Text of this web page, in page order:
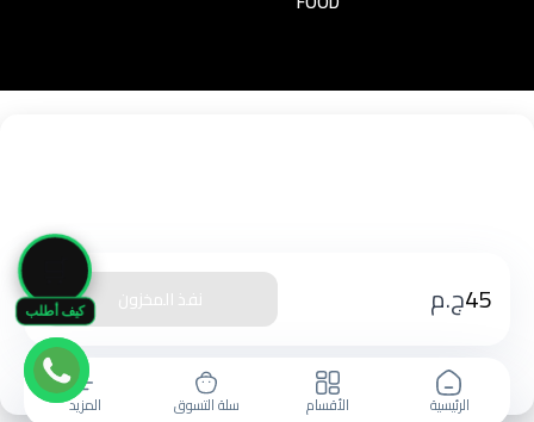
كيف أطلب 45ج.م نفذ المخزون
الرئيسية الأقسام سلة التسوق المزيد